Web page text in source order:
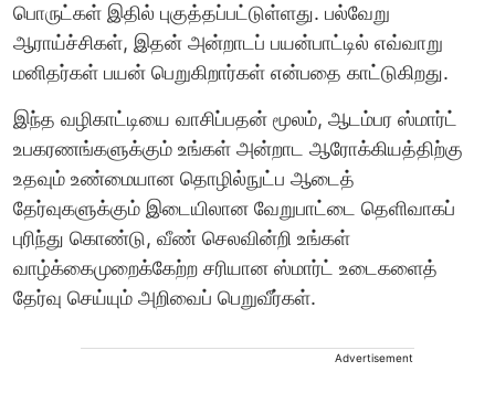
பொருட்கள் இதில் புகுத்தப்பட்டுள்ளது. பல்வேறு
ஆராய்ச்சிகள், இதன் அன்றாடப் பயன்பாட்டில் எவ்வாறு
மனிதர்கள் பயன் பெறுகிறார்கள் என்பதை காட்டுகிறது.
இந்த வழிகாட்டியை வாசிப்பதன் மூலம், ஆடம்பர ஸ்மார்ட்
உபகரணங்களுக்கும் உங்கள் அன்றாட ஆரோக்கியத்திற்கு
உதவும் உண்மையான தொழில்நுட்ப ஆடைத்
தேர்வுகளுக்கும் இடையிலான வேறுபாட்டை தெளிவாகப்
புரிந்து கொண்டு, வீண் செலவின்றி உங்கள்
வாழ்க்கைமுறைக்கேற்ற சரியான ஸ்மார்ட் உடைகளைத்
தேர்வு செய்யும் அறிவைப் பெறுவீர்கள்.
Advertisement